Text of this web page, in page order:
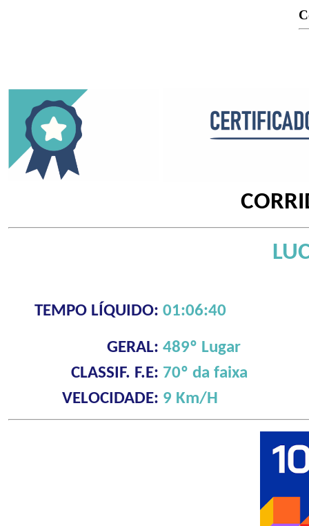
TEMPO LÍQUIDO: 01:06:40
GERAL: 489º Lugar
CLASSIF. F.E: 70º da faixa
VELOCIDADE: 9 Km/H